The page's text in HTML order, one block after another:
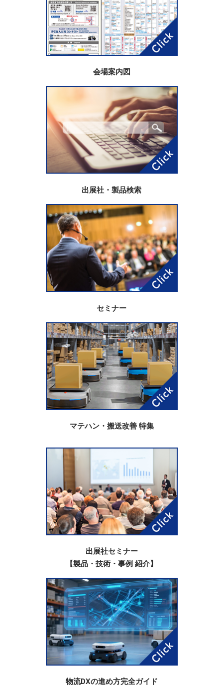
会場案内図
出展社・製品検索
セミナー
マテハン・搬送改善 特集
出展社セミナー
【製品・技術・事例 紹介】
物流DXの進め方完全ガイド